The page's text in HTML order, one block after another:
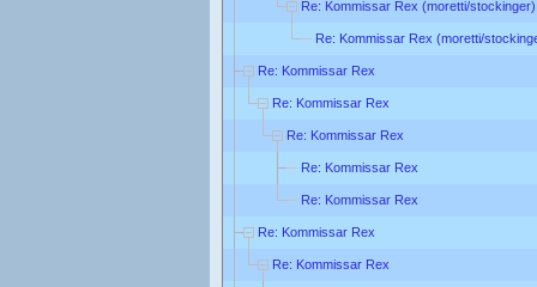
Re: Kommissar Rex (moretti/stockinger)
Re: Kommissar Rex (moretti/
Re: Kommissar Rex
Re: Kommissar Rex
Re: Kommissar Rex
Re: Kommissar Rex
Re: Kommissar Rex
Re: Kommissar Rex
Re: Kommissar Rex